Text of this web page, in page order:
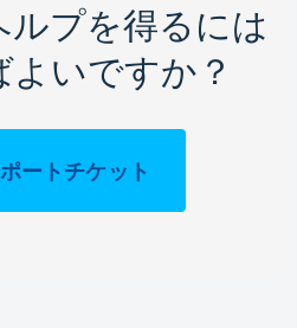
プを得るには
いですか？
ートチケット